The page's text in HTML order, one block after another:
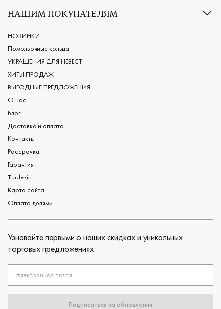
Европейские обручальные кольца
Мужские обручальные кольца
Женские обручальные кольца
Обручальные кольца из платины
Дизайнерские обручальные кольца
Черные обручальные кольца
НАШИМ ПОКУПАТЕЛЯМ
НОВИНКИ
Помолвочные кольца
УКРАШЕНИЯ ДЛЯ НЕВЕСТ
ХИТЫ ПРОДАЖ
ВЫГОДНЫЕ ПРЕДЛОЖЕНИЯ
О нас
Блог
Доставка и оплата
Контакты
Рассрочка
Гарантия
Trade-in
Карта сайта
Оплата долями
Узнавайте первыми о наших скидках и уникальных
торговых предложениях
Электронная почта
Подписаться на обновления